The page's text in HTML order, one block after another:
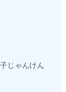
じゃんけん